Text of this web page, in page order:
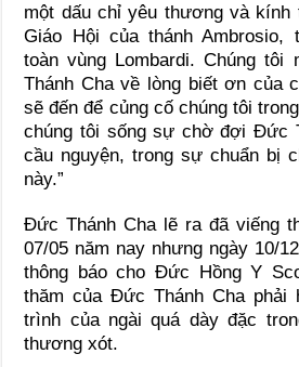
một dấu chỉ yêu thương và kính
Giáo Hội của thánh Ambrosio,
toàn vùng Lombardi. Chúng
Thánh Cha về lòng biết ơn của
sẽ đến để củng cố chúng tôi
chúng tôi sống sự chờ đợi Đức
cầu nguyện, trong sự chuẩn bị
này.”
Đức Thánh Cha lẽ ra đã viếng
07/05 năm nay nhưng ngày 10/
thông báo cho Đức Hồng Y
thăm của Đức Thánh Cha phải
trình của ngài quá dày đặc
thương xót.